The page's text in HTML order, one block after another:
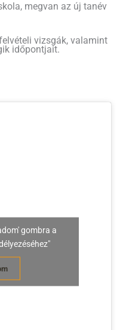
megvan az új tanév
vizsgák, valamint
időpontjait.
gombra a